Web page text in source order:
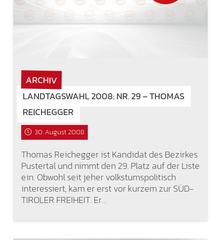
ARCHIV
LANDTAGSWAHL 2008: NR. 29 – THOMAS
REICHEGGER
30. August 2008
Thomas Reichegger ist Kandidat des Bezirkes
Pustertal und nimmt den 29. Platz auf der Liste
ein. Obwohl seit jeher volkstumspolitisch
interessiert, kam er erst vor kurzem zur SÜD-
TIROLER FREIHEIT. Er…